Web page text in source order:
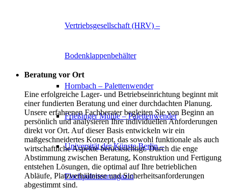
Vertriebsgesellschaft (HRV) –
Bodenklappenbehälter
Hornbach – Palettenwender
Frießinger Mühle – Palettenwender
Universität der Künste Berlin –
Flachpalettenmagazin
Beratung vor Ort
Eine erfolgreiche Lager- und Betriebseinrichtung beginnt mit
einer fundierten Beratung und einer durchdachten Planung.
Unsere erfahrenen Fachberater begleiten Sie von Beginn an
persönlich und analysieren Ihre individuellen Anforderungen
direkt vor Ort. Auf dieser Basis entwickeln wir ein
maßgeschneidertes Konzept, das sowohl funktionale als auch
wirtschaftliche Aspekte berücksichtigt. Durch die enge
Abstimmung zwischen Beratung, Konstruktion und Fertigung
entstehen Lösungen, die optimal auf Ihre betrieblichen
Abläufe, Platzverhältnisse und Sicherheitsanforderungen
abgestimmt sind.